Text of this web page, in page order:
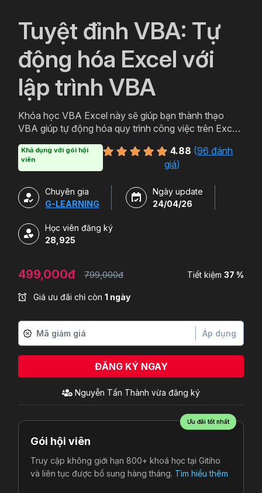
Tuyệt đỉnh VBA: Tự
động hóa Excel với
lập trình VBA
Khóa học VBA Excel này sẽ giúp bạn thành thạo
VBA giúp tự động hóa quy trình công việc trên Excel,
Khả dụng với gói hội
viên
4.88 (96 đánh
giá)
Chuyên gia
G-LEARNING
Ngày update
24/04/26
Học viên đăng ký
28,925
499,000đ 799,000đ Tiết kiệm 37 %
Giá ưu đãi chỉ còn 1 ngày
Áp dụng
ĐĂNG KÝ NGAY
Nguyễn Tấn Thành vừa đăng ký
Ưu đãi tốt nhất
Gói hội viên
Truy cập không giới hạn 800+ khoá học tại Gitiho
và liên tục được bổ sung hàng tháng. Tìm hiểu thêm